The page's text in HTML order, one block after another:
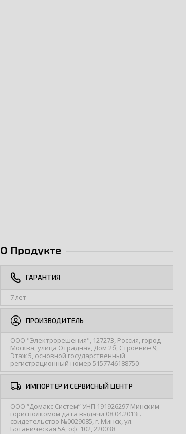
О Продукте
ГАРАНТИЯ
7 лет
ПРОИЗВОДИТЕЛЬ
ООО "Электрорешения", 127273, Россия, город
Москва, улица Отрадная, Дом 2б, Строение 9,
Этаж 5, основной государственный
регистрационный номер 5157746188750
ИМПОРТЕР И СЕРВИСНЫЙ ЦЕНТР
ООО “Домакс Систем” УНП 191926297 Минским
горисполкомом дата выдачи 08.04.2013г.
свидетельство №0029085, г. Минск, ул.
Ботаническая 5А, оф. 102, 220038